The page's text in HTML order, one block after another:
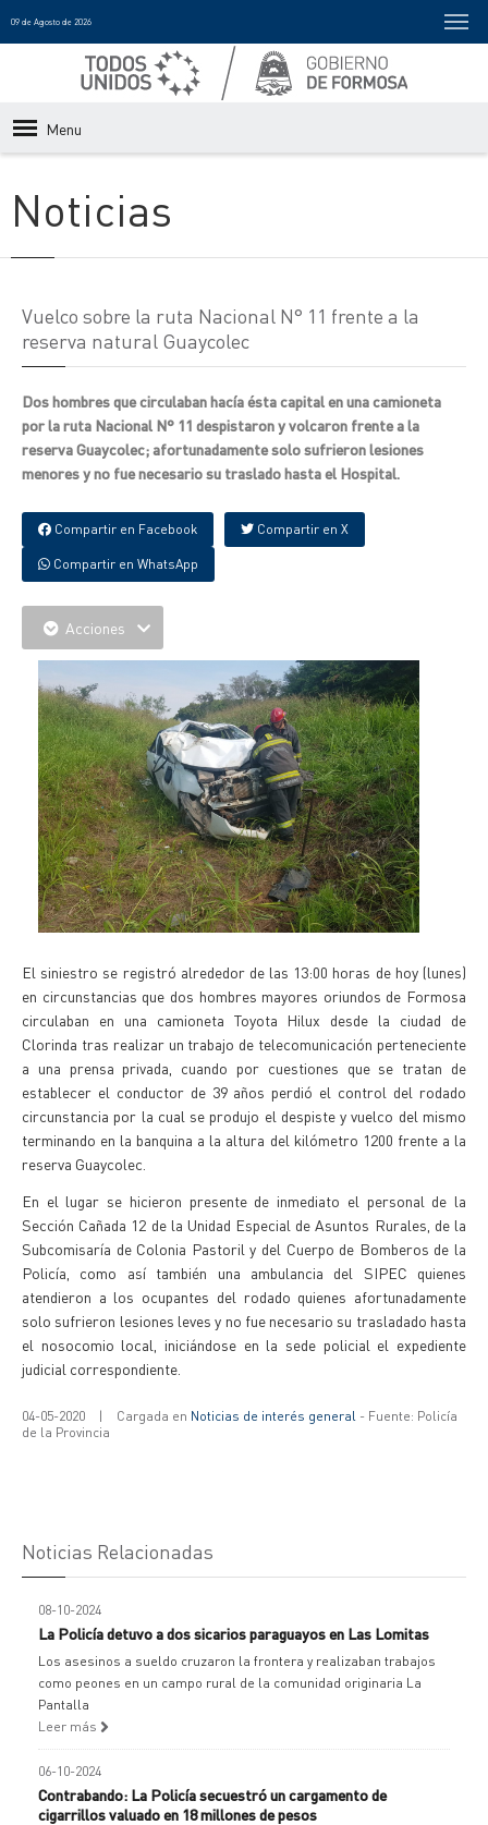
09 de Agosto de 2026
Menu
Noticias
Vuelco sobre la ruta Nacional N° 11 frente a la
reserva natural Guaycolec
Dos hombres que circulaban hacía ésta capital en una camioneta
por la ruta Nacional N° 11 despistaron y volcaron frente a la
reserva Guaycolec; afortunadamente solo sufrieron lesiones
menores y no fue necesario su traslado hasta el Hospital.
Compartir en Facebook Compartir en X
Compartir en WhatsApp
Acciones
El siniestro se registró alrededor de las 13:00 horas de hoy (lunes)
en circunstancias que dos hombres mayores oriundos de Formosa
circulaban en una camioneta Toyota Hilux desde la ciudad de
Clorinda tras realizar un trabajo de telecomunicación perteneciente
a una prensa privada, cuando por cuestiones que se tratan de
establecer el conductor de 39 años perdió el control del rodado
circunstancia por la cual se produjo el despiste y vuelco del mismo
terminando en la banquina a la altura del kilómetro 1200 frente a la
reserva Guaycolec.
En el lugar se hicieron presente de inmediato el personal de la
Sección Cañada 12 de la Unidad Especial de Asuntos Rurales, de la
Subcomisaría de Colonia Pastoril y del Cuerpo de Bomberos de la
Policía, como así también una ambulancia del SIPEC quienes
atendieron a los ocupantes del rodado quienes afortunadamente
solo sufrieron lesiones leves y no fue necesario su trasladado hasta
el nosocomio local, iniciándose en la sede policial el expediente
judicial correspondiente.
04-05-2020 | Cargada en Noticias de interés general - Fuente: Policía
de la Provincia
Noticias Relacionadas
08-10-2024
La Policía detuvo a dos sicarios paraguayos en Las Lomitas
Los asesinos a sueldo cruzaron la frontera y realizaban trabajos
como peones en un campo rural de la comunidad originaria La
Pantalla
Leer más
06-10-2024
Contrabando: La Policía secuestró un cargamento de
cigarrillos valuado en 18 millones de pesos